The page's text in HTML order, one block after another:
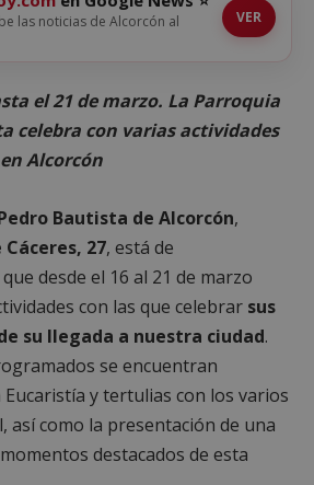
las noticias de Alcorcón al
VER
el 21 de marzo. La Parroquia
celebra con varias actividades
Alcorcón
Bautista de Alcorcón,
Cáceres, 27, está de
desde el 16 al 21 de marzo
con las que celebrar sus
su llegada a nuestra ciudad.
se encuentran
Eucaristía y tertulias con los varios
así como la presentación de una
destacados de esta